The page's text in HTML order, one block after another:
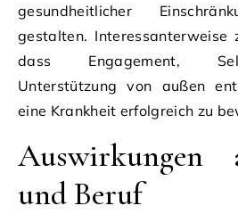
gesundheitlicher
gestalten. Interessanterweise
dass Engagement,
Unterstützung von außen
eine Krankheit erfolgreich zu
und Beruf